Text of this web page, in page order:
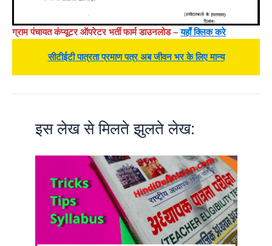
ग्राम पंचायत कंप्यूटर ऑपरेटर भर्ती फार्म डाउनलोड –यहाँ क्लिक करे
सीटीईटी पात्रता प्रमाण पत्र अब जीवन भर के लिए मान्य
इस लेख से मिलते झुलते लेख: